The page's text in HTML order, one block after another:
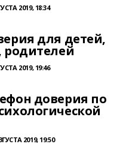
2019, 18:34
для детей,
родителей
2019, 19:46
доверия по
2019, 19:50